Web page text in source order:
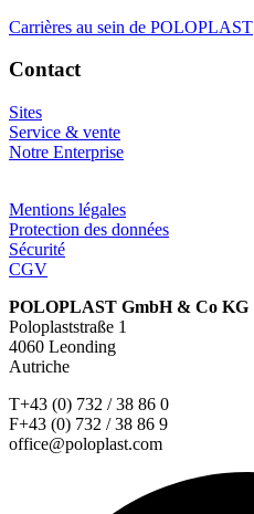
Carrières au sein de POLOPLAST
Contact
Sites
Service & vente
Notre Enterprise
Mentions légales
Protection des données
Sécurité
CGV
POLOPLAST GmbH & Co KG
Poloplaststraße 1
4060 Leonding
Autriche
T+43 (0) 732 / 38 86 0
F+43 (0) 732 / 38 86 9
office@poloplast.com